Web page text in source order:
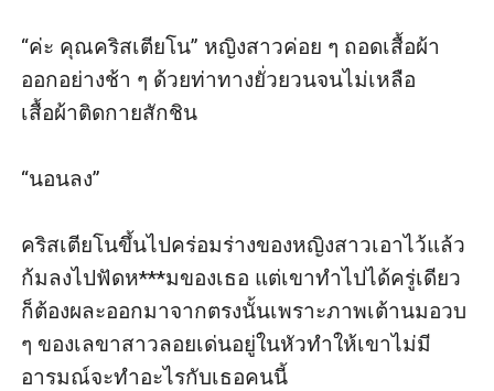
“ค่ะ คุณคริสเตียโน” หญิงสาวค่อย ๆ ถอดเสื้อผ้า
ออกอย่างช้า ๆ ด้วยท่าทางยั่วยวนจนไม่เหลือ
เสื้อผ้าติดกายสักชิน
“นอนลง”
คริสเตียโนขึ้นไปคร่อมร่างของหญิงสาวเอาไว้แล้ว
ก้มลงไปฟัดห***มของเธอ แต่เขาทำไปได้ครู่เดียว
ก็ต้องผละออกมาจากตรงนั้นเพราะภาพเต้านมอวบ
ๆ ของเลขาสาวลอยเด่นอยู่ในหัวทำให้เขาไม่มี
อารมณ์จะทำอะไรกับเธอคนนี้